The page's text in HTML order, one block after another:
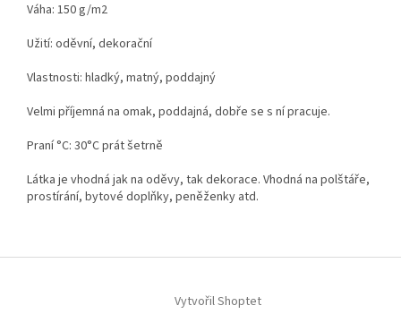
Váha: 150 g/m2
Užití: oděvní, dekorační
Vlastnosti: hladký, matný, poddajný
Velmi příjemná na omak, poddajná, dobře se s ní pracuje.
Praní °C: 30°C prát šetrně
Látka je vhodná jak na oděvy, tak dekorace. Vhodná na polštáře,
prostírání, bytové doplňky, peněženky atd.
Vytvořil Shoptet